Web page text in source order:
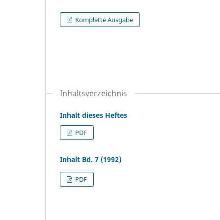
Komplette Ausgabe
Inhaltsverzeichnis
Inhalt dieses Heftes
PDF
Inhalt Bd. 7 (1992)
PDF